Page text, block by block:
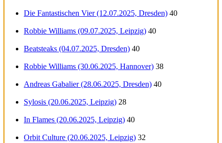
Die Fantastischen Vier (12.07.2025, Dresden) 40
Robbie Williams (09.07.2025, Leipzig) 40
Beatsteaks (04.07.2025, Dresden) 40
Robbie Williams (30.06.2025, Hannover) 38
Andreas Gabalier (28.06.2025, Dresden) 40
Sylosis (20.06.2025, Leipzig) 28
In Flames (20.06.2025, Leipzig) 40
Orbit Culture (20.06.2025, Leipzig) 32